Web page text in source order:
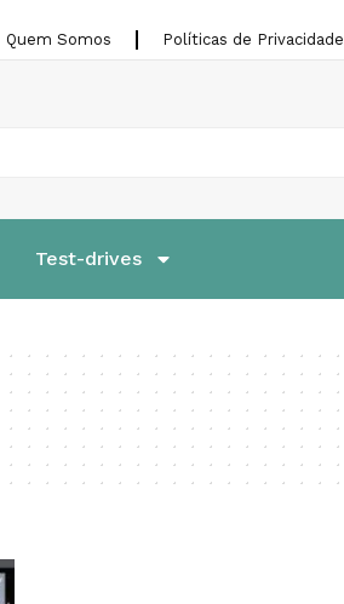
Quem Somos Políticas de Privacidade
Test-drives